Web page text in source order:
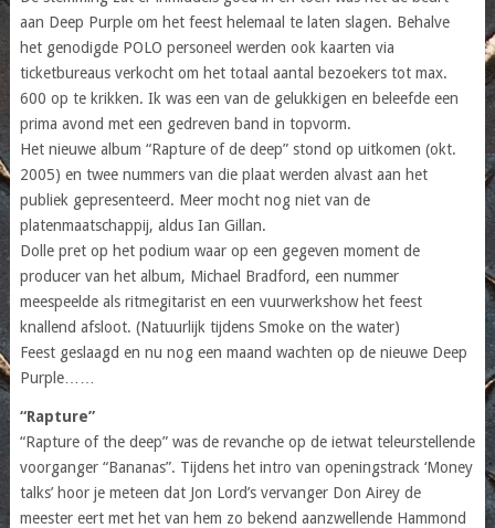
aan Deep Purple om het feest helemaal te laten slagen. Behalve
het genodigde POLO personeel werden ook kaarten via
ticketbureaus verkocht om het totaal aantal bezoekers tot max.
600 op te krikken. Ik was een van de gelukkigen en beleefde een
prima avond met een gedreven band in topvorm.
Het nieuwe album “Rapture of de deep” stond op uitkomen (okt.
2005) en twee nummers van die plaat werden alvast aan het
publiek gepresenteerd. Meer mocht nog niet van de
platenmaatschappij, aldus Ian Gillan.
Dolle pret op het podium waar op een gegeven moment de
producer van het album, Michael Bradford, een nummer
meespeelde als ritmegitarist en een vuurwerkshow het feest
knallend afsloot. (Natuurlijk tijdens Smoke on the water)
Feest geslaagd en nu nog een maand wachten op de nieuwe Deep
Purple……
“Rapture”
“Rapture of the deep” was de revanche op de ietwat teleurstellende
voorganger “Bananas”. Tijdens het intro van openingstrack ‘Money
talks’ hoor je meteen dat Jon Lord’s vervanger Don Airey de
meester eert met het van hem zo bekend aanzwellende Hammond